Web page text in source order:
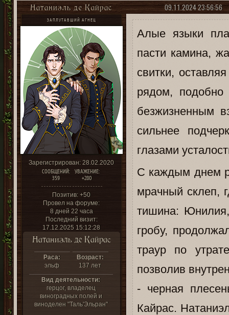
09.11.2024 23:56:56
Натаниэль де Кайрас
ЗАПЛУТАВШИЙ АГНЕЦ
Зарегистрирован: 28.02.2020
СООБЩЕНИЙ:
359
УВАЖЕНИЕ:
+280
Позитив: +50
Провел на форуме:
8 дней 22 часа
Последний визит:
17.12.2025 15:12:28
Натаниэль де Кайрас
Раса:
эльф
Возраст:
137 лет
Вид деятельности:
герцог, владелец
виноградных полей и
виноделен "Таль'Эльран"
Алые языки
пасти камина,
свитки,
рядом, подобно
безжизненным
сильнее
глазами
С каждым днем
мрачный склеп,
тишина:
гробу,
траур по
позволив
- черная
Кайрас.